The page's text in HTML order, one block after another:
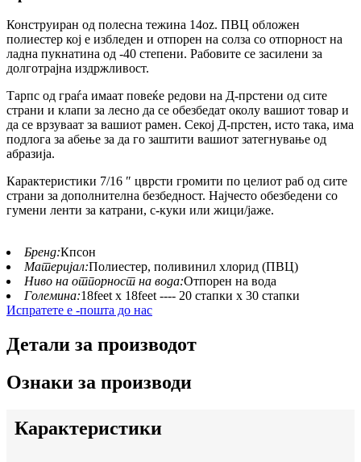
Конструиран од полесна тежина 14oz. ПВЦ обложен
полиестер кој е избледен и отпорен на солза со отпорност на
ладна пукнатина од -40 степени. Рабовите се засилени за
долготрајна издржливост.
Тарпс од граѓа имаат повеќе редови на Д-прстени од сите
страни и клапи за лесно да се обезбедат околу вашиот товар и
да се врзуваат за вашиот рамен. Секој Д-прстен, исто така, има
подлога за абење за да го заштити вашиот затегнување од
абразија.
Карактеристики 7/16 ″ цврсти громити по целиот раб од сите
страни за дополнителна безбедност. Најчесто обезбедени со
гумени ленти за катрани, с-куки или жици/јаже.
Бренд:Кпсон
Материјал:Полиестер, поливинил хлорид (ПВЦ)
Ниво на отпорност на вода:Отпорен на вода
Големина:18feet x 18feet ---- 20 стапки x 30 стапки
Испратете е -пошта до нас
Детали за производот
Ознаки за производи
Карактеристики